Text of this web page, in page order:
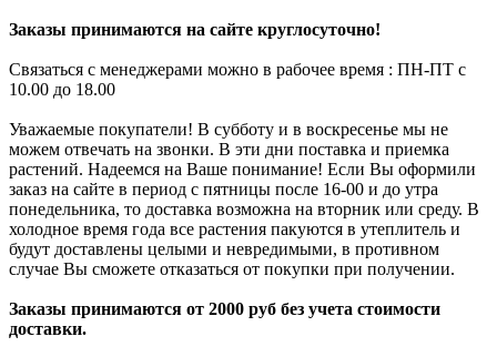
Заказы принимаются на сайте круглосуточно!
Связаться с менеджерами можно в рабочее время : ПН-ПТ с
10.00 до 18.00
Уважаемые покупатели! В субботу и в воскресенье мы не
можем отвечать на звонки. В эти дни поставка и приемка
растений. Надеемся на Ваше понимание! Если Вы оформили
заказ на сайте в период с пятницы после 16-00 и до утра
понедельника, то доставка возможна на вторник или среду. В
холодное время года все растения пакуются в утеплитель и
будут доставлены целыми и невредимыми, в противном
случае Вы сможете отказаться от покупки при получении.
Заказы принимаются от 2000 руб без учета стоимости
доставки.